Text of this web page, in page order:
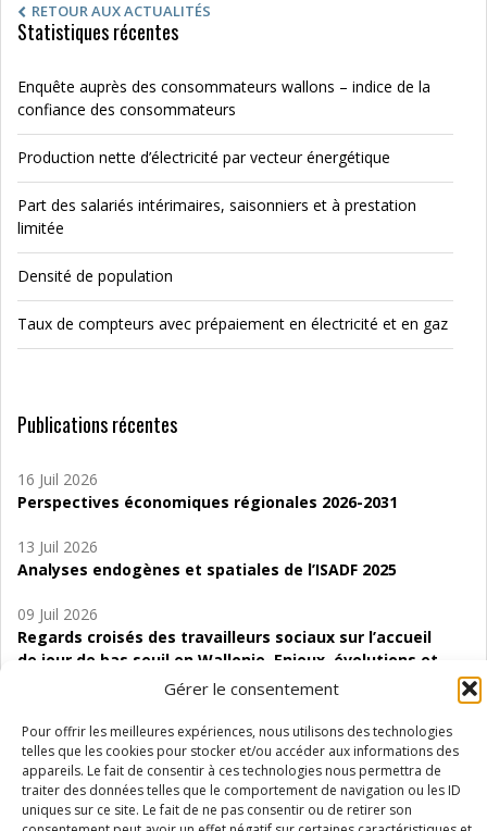
Gérer le consentement
Pour offrir les meilleures expériences, nous utilisons des technologies
telles que les cookies pour stocker et/ou accéder aux informations des
appareils. Le fait de consentir à ces technologies nous permettra de
traiter des données telles que le comportement de navigation ou les ID
uniques sur ce site. Le fait de ne pas consentir ou de retirer son
RETOUR AUX ACTUALITÉS
Statistiques récentes
Enquête auprès des consommateurs wallons – indice de la
confiance des consommateurs
Production nette d’électricité par vecteur énergétique
Part des salariés intérimaires, saisonniers et à prestation
limitée
Densité de population
Taux de compteurs avec prépaiement en électricité et en gaz
Publications récentes
16 Juil 2026
Perspectives économiques régionales 2026-2031
13 Juil 2026
Analyses endogènes et spatiales de l’ISADF 2025
09 Juil 2026
Regards croisés des travailleurs sociaux sur l’accueil
de jour de bas seuil en Wallonie. Enjeux, évolutions et
06 Juil 2026
Étude d’évaluabilité des Structures
d’accompagnement à l’autocréation d’emploi (SAACE)
01 Juil 2026